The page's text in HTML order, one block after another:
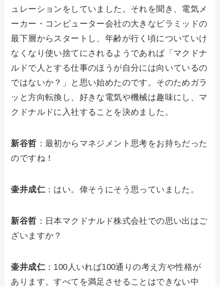
ュレーションをしていました。それを聞き、電気メ
ーカー・コンピューター会社の大きなピラミッドの
最下層からスタートし、年齢が行く頃についていけ
なくなり使い捨てにされるようであれば「マクドナ
ルドで人とする仕事のほうが自分には向いているの
ではないか？」と思い始めたのです。そのためガラ
ッと方向転換し、好きな電気や機械は趣味にし、マ
クドナルドに入社することを決めました。
新谷哲 ：最初からマネジメント思考をお持ちだった
のですね！
壷井成仁 ：はい。偉そうにそう思っていました。
新谷哲 ：日本マクドナルド株式会社での思い出はご
ざいますか？
壷井成仁：100人いれば100通りの考え方や性格が
あります。すべてを満足させることはできない中